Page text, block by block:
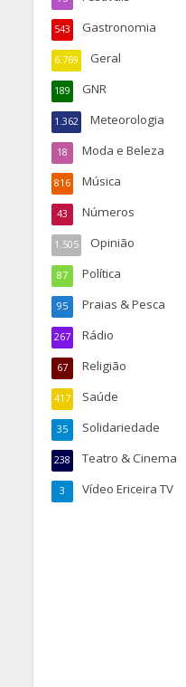
Gastronomia
543
Geral
6.769
GNR
189
Meteorologia
1.362
Moda e Beleza
18
Música
816
Números
43
Opinião
1.505
Política
87
Praias & Pesca
95
Rádio
267
Religião
67
Saúde
417
Solidariedade
35
Teatro & Cinema
238
Vídeo Ericeira TV
3